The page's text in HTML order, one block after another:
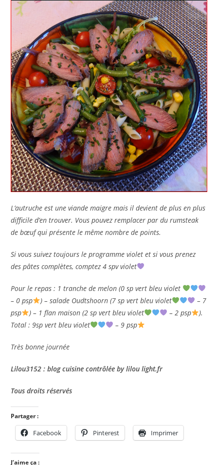
L’autruche est une viande maigre mais il devient de plus en plus
difficile d’en trouver. Vous pouvez remplacer par du rumsteak
de bœuf qui présente le même nombre de points.
Si vous suivez toujours le programme violet et si vous prenez
des pâtes complètes, comptez 4 spv violet
Pour le repas : 1 tranche de melon (0 sp vert bleu violet
– 0 psp
) – salade Oudtshoorn (7 sp vert bleu violet
– 7
psp
) – 1 flan maison (2 sp vert bleu violet – 2 psp
).
Total : 9sp vert bleu violet
– 9 psp
Très bonne journée
Lilou3152 : blog cuisine contrôlée by lilou light.fr
Tous droits réservés
Partager :
Facebook Pinterest Imprimer
J’aime ça :